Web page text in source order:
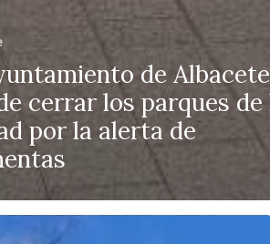
de Albacete
cerrar los parques de
por la alerta de